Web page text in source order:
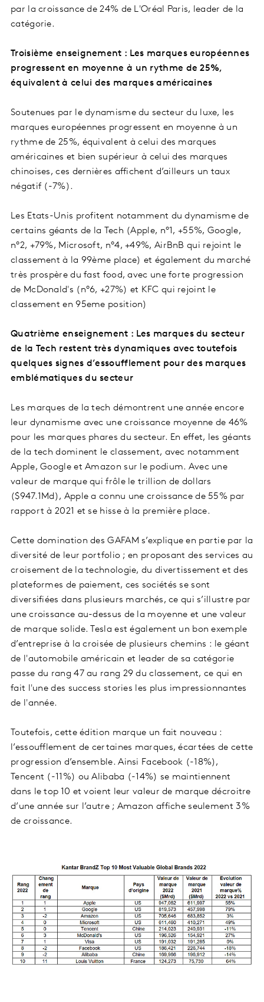
par la croissance de 24% de L'Oréal Paris, leader de la
catégorie.
Troisième enseignement : Les marques européennes
progressent en moyenne à un rythme de 25%,
équivalent à celui des marques américaines
Soutenues par le dynamisme du secteur du luxe, les
marques européennes progressent en moyenne à un
rythme de 25%, équivalent à celui des marques
américaines et bien supérieur à celui des marques
chinoises, ces dernières affichent d’ailleurs un taux
négatif (-7%).
Les Etats-Unis profitent notamment du dynamisme de
certains géants de la Tech (Apple, n°1, +55%, Google,
n°2, +79%, Microsoft, n°4, +49%, AirBnB qui rejoint le
classement à la 99ème place) et également du marché
très prospère du fast food, avec une forte progression
de McDonald's (n°6, +27%) et KFC qui rejoint le
classement en 95eme position)
Quatrième enseignement : Les marques du secteur
de la Tech restent très dynamiques avec toutefois
quelques signes d’essoufflement pour des marques
emblématiques du secteur
Les marques de la tech démontrent une année encore
leur dynamisme avec une croissance moyenne de 46%
pour les marques phares du secteur. En effet, les géants
de la tech dominent le classement, avec notamment
Apple, Google et Amazon sur le podium. Avec une
valeur de marque qui frôle le trillion de dollars
($947.1Md), Apple a connu une croissance de 55% par
rapport à 2021 et se hisse à la première place.
Cette domination des GAFAM s’explique en partie par la
diversité de leur portfolio ; en proposant des services au
croisement de la technologie, du divertissement et des
plateformes de paiement, ces sociétés se sont
diversifiées dans plusieurs marchés, ce qui s’illustre par
une croissance au-dessus de la moyenne et une valeur
de marque solide. Tesla est également un bon exemple
d’entreprise à la croisée de plusieurs chemins : le géant
de l'automobile américain et leader de sa catégorie
passe du rang 47 au rang 29 du classement, ce qui en
fait l'une des success stories les plus impressionnantes
de l'année.
Toutefois, cette édition marque un fait nouveau :
l’essoufflement de certaines marques, écartées de cette
progression d’ensemble. Ainsi Facebook (-18%),
Tencent (-11%) ou Alibaba (-14%) se maintiennent
dans le top 10 et voient leur valeur de marque décroitre
d’une année sur l’autre ; Amazon affiche seulement 3%
de croissance.